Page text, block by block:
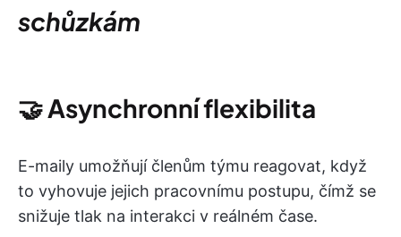
schůzkám
🤝Asynchronní flexibilita
E-maily umožňují členům týmu reagovat, když
to vyhovuje jejich pracovnímu postupu, čímž se
snižuje tlak na interakci v reálném čase.